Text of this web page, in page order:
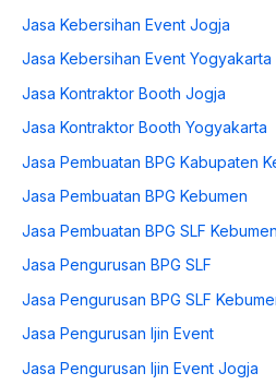
Jasa Kebersihan Event Jogja
Jasa Kebersihan Event Yogyakarta
Jasa Kontraktor Booth Jogja
Jasa Kontraktor Booth Yogyakarta
Jasa Pembuatan BPG Kabupaten
Jasa Pembuatan BPG Kebumen
Jasa Pembuatan BPG SLF Kebumen
Jasa Pengurusan BPG SLF
Jasa Pengurusan BPG SLF
Jasa Pengurusan Ijin Event
Jasa Pengurusan Ijin Event Jogja